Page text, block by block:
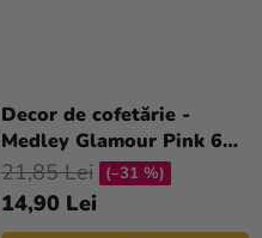
Decor de cofetărie -
Medley Glamour Pink 65
g
14,90 Lei
21,85 Lei (–31 %)